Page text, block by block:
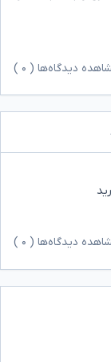
دیدگاه‌ها ( ۰
دیدگاه‌ها ( ۰